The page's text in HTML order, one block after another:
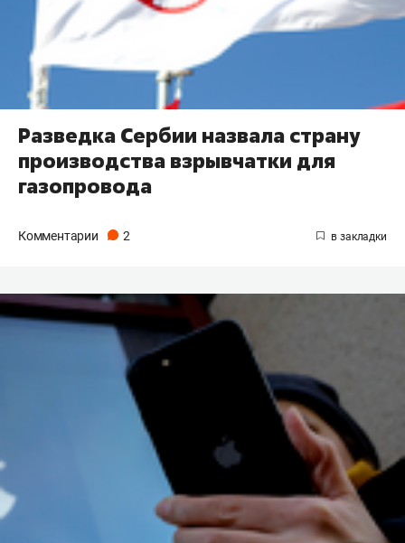
Разведка Сербии назвала страну
производства взрывчатки для
газопровода
Комментарии 2